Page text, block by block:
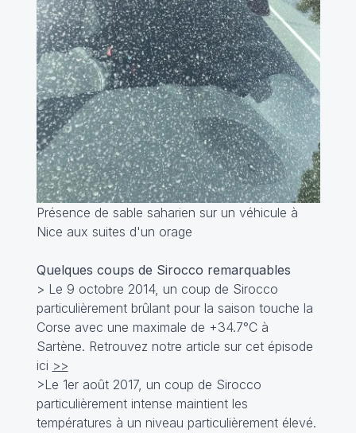
Présence de sable saharien sur un véhicule à
Nice aux suites d'un orage
Quelques coups de Sirocco remarquables
> Le 9 octobre 2014, un coup de Sirocco
particulièrement brûlant pour la saison touche la
Corse avec une maximale de +34.7°C à
Sartène. Retrouvez notre article sur cet épisode
ici >>
>Le 1er août 2017, un coup de Sirocco
particulièrement intense maintient les
températures à un niveau particulièrement élevé.